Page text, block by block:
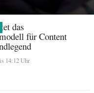
das
für Content
14:12 Uhr